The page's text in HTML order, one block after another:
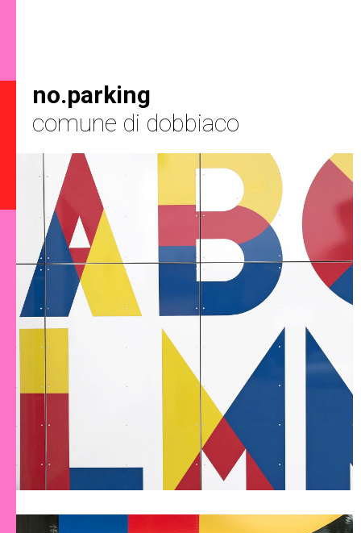
no.parking
comune di dobbiaco